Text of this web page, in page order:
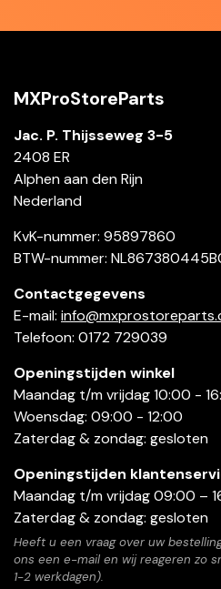
MXProStoreParts
Jac. P. Thijsseweg 3-5
2408 ER
Alphen aan den Rijn
Nederland
KvK-nummer: 95897860
BTW-nummer:
Contactgegevens
E-mail:
Telefoon: 0172 729039
Openingstijden winkel
Maandag t/m vrijdag 10:00 -
Woensdag: 09:00 - 12:00
Zaterdag & zondag: gesloten
Openingstijden
Maandag t/m vrijdag 09:00 –
Zaterdag & zondag: gesloten
Heeft u een vraag over uw
ons een e-mail en wij reageren zo
1-2 werkdagen).